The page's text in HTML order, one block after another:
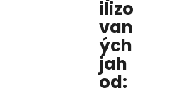
ilizo
van
ých
jah
od: